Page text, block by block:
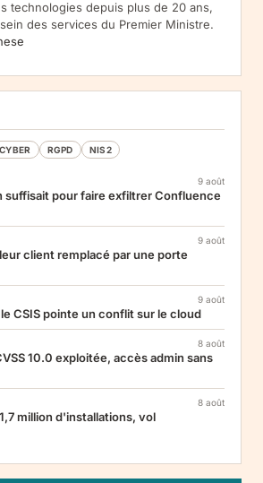
technologies depuis plus de 20 ans,
des services du Premier Ministre.
CYBER RGPD NIS2
9 août
suffisait pour faire exfiltrer Confluence
9 août
client remplacé par une porte
9 août
CSIS pointe un conflit sur le cloud
8 août
10.0 exploitée, accès admin sans
8 août
million d'installations, vol